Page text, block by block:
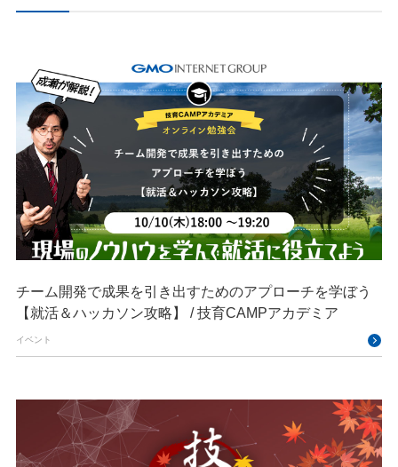
チーム開発で成果を引き出すためのアプローチを学ぼう
【就活＆ハッカソン攻略】 / 技育CAMPアカデミア
イベント